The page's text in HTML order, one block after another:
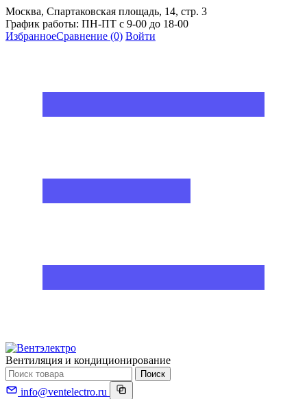
Москва, Спартаковская площадь, 14, стр. 3
График работы: ПН-ПТ с 9-00 до 18-00
ИзбранноеСравнение (0) Войти
Вентиляция и кондиционирование
Поиск
info@ventelectro.ru